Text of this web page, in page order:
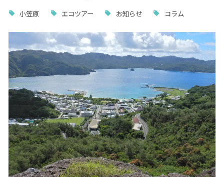
小笠原 エコツアー お知らせ コラム